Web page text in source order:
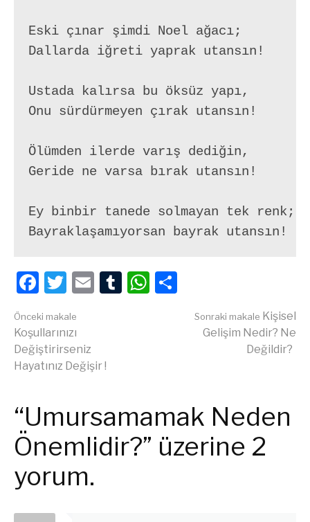
Eski çınar şimdi Noel ağacı;
Dallarda iğreti yaprak utansın!
Ustada kalırsa bu öksüz yapı,
Onu sürdürmeyen çırak utansın!
Ölümden ilerde varış dediğin,
Geride ne varsa bırak utansın!
Ey binbir tanede solmayan tek renk;
Bayraklaşamıyorsan bayrak utansın!
Facebook
Twitter
EmailTumblrWhatsApp
Okumaya
devam
et
Önceki makale
Koşullarınızı
Değiştirirseniz
Hayatınız Değişir !
Sonraki makale Kişisel
Gelişim Nedir? Ne
Değildir?
“Umursamamak Neden
Önemlidir?” üzerine 2
yorum.